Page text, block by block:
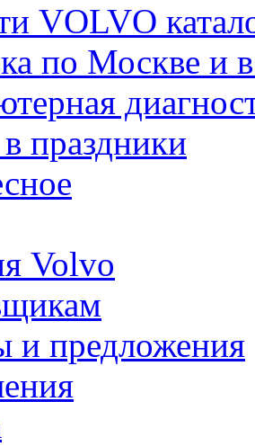
VOLVO
по Москве и
праздники
Volvo
и предложения